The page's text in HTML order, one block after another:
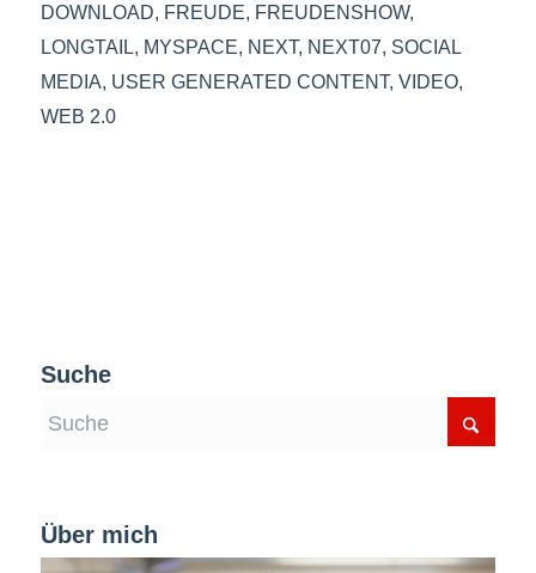
DOWNLOAD, FREUDE, FREUDENSHOW,
LONGTAIL, MYSPACE, NEXT, NEXT07, SOCIAL
MEDIA, USER GENERATED CONTENT, VIDEO,
WEB 2.0
Suche
Über mich